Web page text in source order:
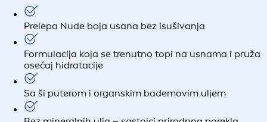
Prelepa Nude boja usana bez isušivanja
Formulacija koja se trenutno topi na usnama i pruža
osećaj hidratacije
Sa ši puterom i organskim bademovim uljem